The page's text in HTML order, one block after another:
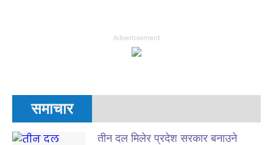
Advertisement
समाचार
तीन दल मिलेर प्रदेश सरकार बनाउने